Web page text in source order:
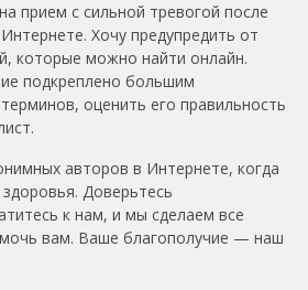
прием с сильной тревогой после
Хочу предупредить от
которые можно найти онлайн.
подкреплено большим
оценить его правильность
авторов в Интернете, когда
Доверьтесь
к нам, и мы сделаем все
вам. Ваше благополучие — наш